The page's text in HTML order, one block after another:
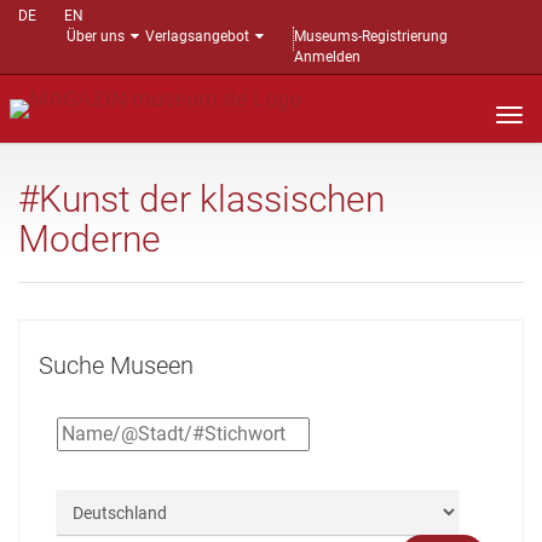
DE
EN
Über uns
Verlagsangebot
Museums-Registrierung
Anmelden
#Kunst der klassischen
Moderne
Suche Museen